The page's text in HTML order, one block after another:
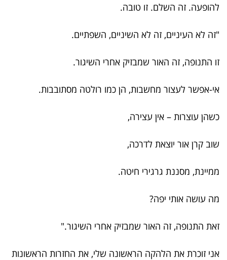
להופעה. זה השלם. זו טובה.
"זה לא העיניים, זה לא השיניים, השפתיים.
זו התנופה, זה האור שמבזיק אחרי השיגור.
אי-אפשר לעצור מחשבות, הן כמו רולטה מסתובבות.
כשהן עוצרות – אין עצירה,
שוב קרן אור יוצאת לדרכה,
ממיינת, מסננת גרגירי חיטה.
מה עושה אותי יפה?
זאת התנופה, זה האור שמבזיק אחרי השיגור."
אני זוכרת את הלהקה הראשונה שלי, את החזרות הראשונות